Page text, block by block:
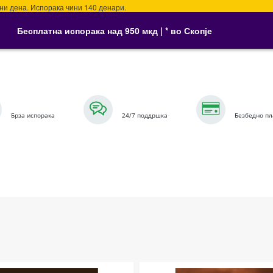
Испорака чини 140 денари.
Бесплатна испорака над 950 мкд | * во Скопје
Брза испорака 24/7 поддршка Безбедно